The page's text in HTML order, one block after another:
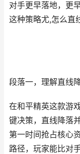
对手更早落地，更
这种策略尤,怎么直
段落一，理解直线
在和平精英这款游
键决策，直线降落
第一时间抢占核心
路径，玩家能比对